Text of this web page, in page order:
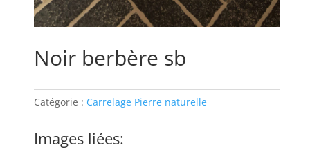
Noir berbère sb
Catégorie : Carrelage Pierre naturelle
Images liées: